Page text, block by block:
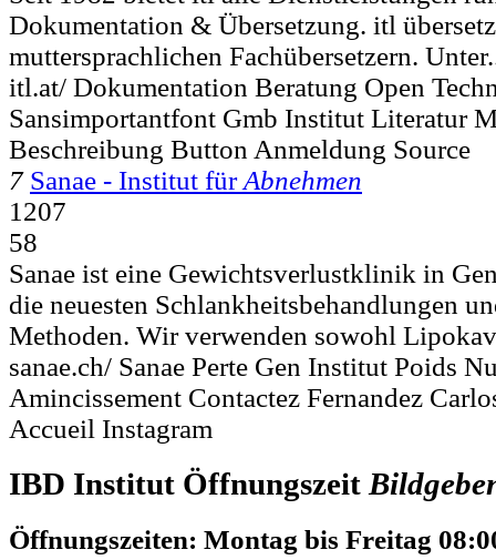
Dokumentation & Übersetzung. itl
muttersprachlichen Fachübersetzern.
itl.at/ Dokumentation Beratung Open
Sansimportantfont Gmb Institut Literatur
Beschreibung Button Anmeldung Source
7 Sanae - Institut für Abnehmen
1207
58
Sanae ist eine Gewichtsverlustklinik in
die neuesten Schlankheitsbehandlungen
Methoden. Wir verwenden sowohl
sanae.ch/ Sanae Perte Gen Institut Poids
Amincissement Contactez Fernandez
Accueil Instagram
IBD Institut Öffnungszeit
Öffnungszeiten: Montag bis Freitag